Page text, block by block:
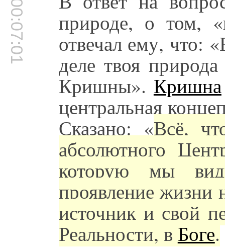
00:07:01 природе, о том,
отвечал ему, что:
деле твоя
Кришны». Кришна
центральная
Сказано: «Всё,
абсолютного
которую мы
проявление жизни
источник и свой
Реальности, в Боге.